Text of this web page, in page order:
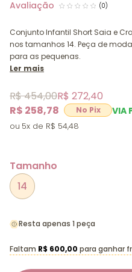
(0)
Conjunto Infantil Short Saia e
nos tamanhos 14. Peça de
para as pequenas.
Ler mais
R$ 258,78 VIA
R$ 454,00R$ 272,40
5x R$ 54,48
Tamanho
14
Resta apenas 1 peça
Faltam R$ 600,00 para ganhar